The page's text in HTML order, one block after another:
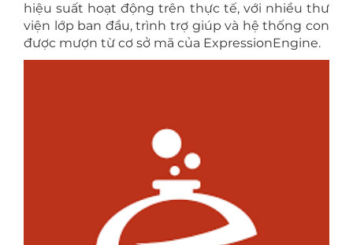
hiệu suất hoạt động trên thực tế, với nhiều thư
viện lớp ban đầu, trình trợ giúp và hệ thống con
được mượn từ cơ sở mã của ExpressionEngine.